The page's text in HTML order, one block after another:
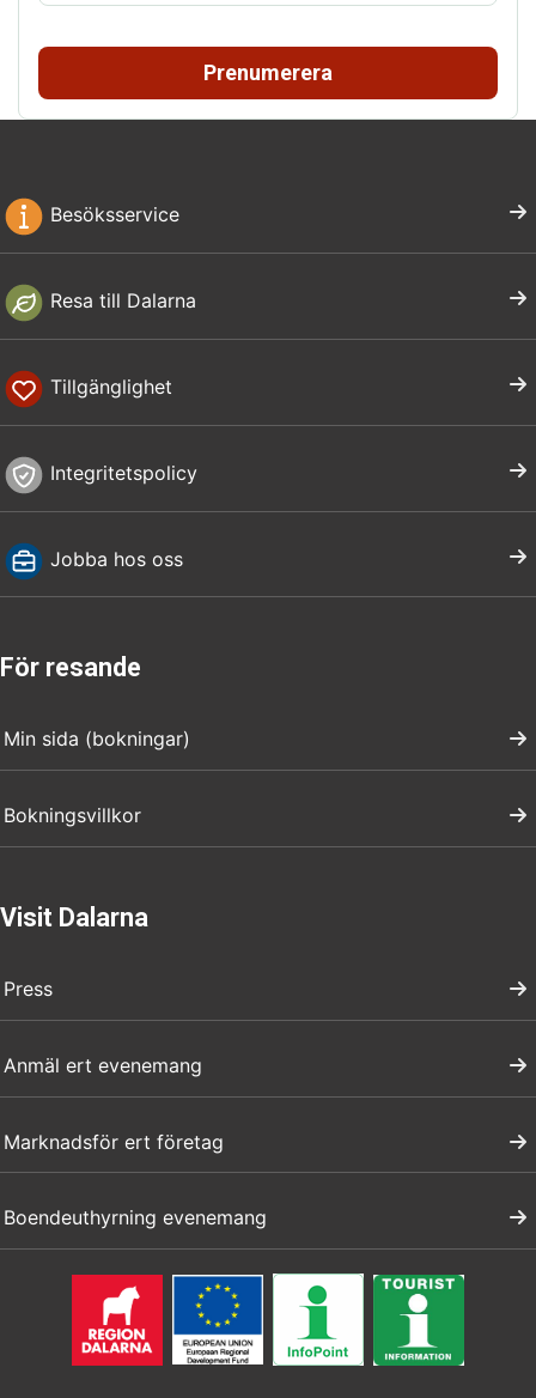
Prenumerera
Besöksservice
Resa till Dalarna
Tillgänglighet
Integritetspolicy
Jobba hos oss
För resande
Min sida (bokningar)
Bokningsvillkor
Visit Dalarna
Press
Anmäl ert evenemang
Marknadsför ert företag
Boendeuthyrning evenemang